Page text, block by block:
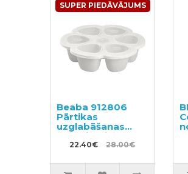
SUPER PIEDĀVĀJUMS
Beaba 912806
Pārtikas
uzglabāšanas
konteineris ar
nodalījumiem
22.40€ 28.00€